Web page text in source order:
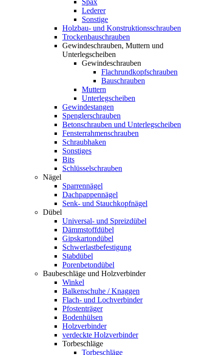
Spax
Lederer
Sonstige
Holzbau- und Konstruktionsschrauben
Trockenbauschrauben
Gewindeschrauben, Muttern und
Unterlegscheiben
Gewindeschrauben
Flachrundkopfschrauben
Bauschrauben
Muttern
Unterlegscheiben
Gewindestangen
Spenglerschrauben
Betonschrauben und Unterlegscheiben
Fensterrahmenschrauben
Schraubhaken
Sonstiges
Bits
Schlüsselschrauben
Nägel
Sparrennägel
Dachpappennägel
Senk- und Stauchkopfnägel
Dübel
Universal- und Spreizdübel
Dämmstoffdübel
Gipskartondübel
Schwerlastbefestigung
Stabdübel
Porenbetondübel
Baubeschläge und Holzverbinder
Winkel
Balkenschuhe / Knaggen
Flach- und Lochverbinder
Pfostenträger
Bodenhülsen
Holzverbinder
verdeckte Holzverbinder
Torbeschläge
Torbeschläge